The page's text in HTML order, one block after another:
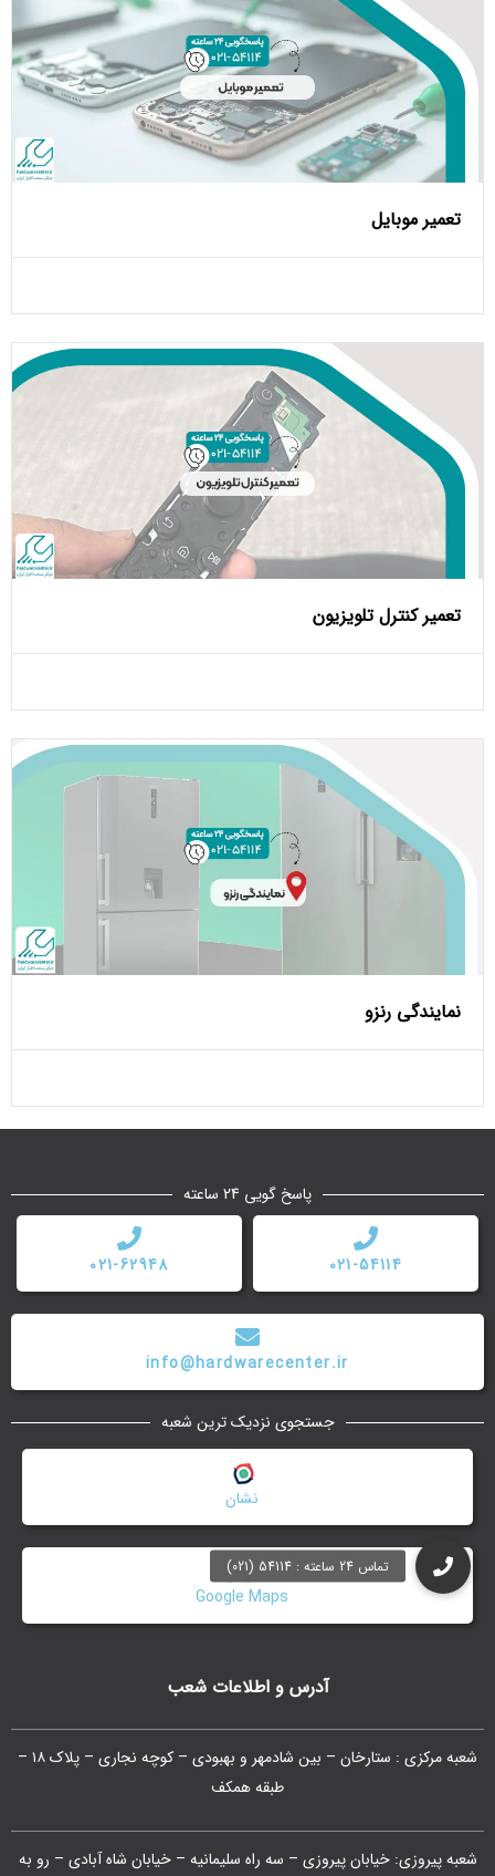
تعمیر موبایل
تعمیر کنترل تلویزیون
نمایندگی رنزو
آدرس و اطلاعات شعب
شعبه مرکزی : ستارخان – بین شادمهر و بهبودی – کوچه نجاری – پلاک ۱۸ –
طبقه همکف
شعبه پیروزی: خیابان پیروزی – سه راه سلیمانیه – خیابان شاه آبادی – رو به
پاسخ گویی 24 ساعته
021-54114
021-62948
info@hardwarecenter.ir
جستجوی نزدیک ترین شعبه
Google Maps
نشان